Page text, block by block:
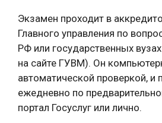
Экзамен проходит в
Главного управления по
РФ или государственных
на сайте ГУВМ). Он
автоматической проверкой, и
ежедневно по
портал Госуслуг или лично.